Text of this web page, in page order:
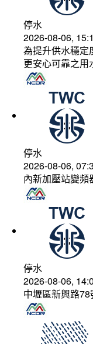
停水
2026-08-06,
為提升供水穩定
更安心可靠之用
停水
2026-08-06,
內新加壓站變頻
停水
2026-08-06,
中壢區新興路